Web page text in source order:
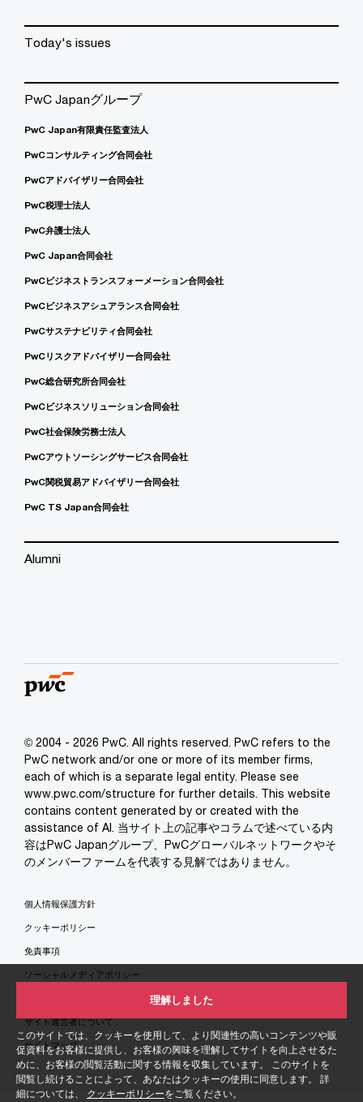
このサイトでは、クッキーを使用して、より関連性の高いコンテンツや販
促資料をお客様に提供し、お客様の興味を理解してサイトを向上させるた
めに、お客様の閲覧活動に関する情報を収集しています。 このサイトを
閲覧し続けることによって、あなたはクッキーの使用に同意します。 詳
細については、 クッキーポリシーをご覧ください。
理解しました
Today's issues
PwC Japanグループ
PwC Japan有限責任監査法人
PwCコンサルティング合同会社
PwCアドバイザリー合同会社
PwC税理士法人
PwC弁護士法人
PwC Japan合同会社
PwCビジネストランスフォーメーション合同会社
PwCビジネスアシュアランス合同会社
PwCサステナビリティ合同会社
PwCリスクアドバイザリー合同会社
PwC総合研究所合同会社
PwCビジネスソリューション合同会社
PwC社会保険労務士法人
PwCアウトソーシングサービス合同会社
PwC関税貿易アドバイザリー合同会社
PwC TS Japan合同会社
Alumni
© 2004 - 2026 PwC. All rights reserved. PwC refers to the
PwC network and/or one or more of its member firms,
each of which is a separate legal entity. Please see
www.pwc.com/structure for further details. This website
contains content generated by or created with the
assistance of AI. 当サイト上の記事やコラムで述べている内
容はPwC Japanグループ、PwCグローバルネットワークやそ
のメンバーファームを代表する見解ではありません。
個人情報保護方針
クッキーポリシー
免責事項
ソーシャルメディアポリシー
サイト運営者について
サイトマップ